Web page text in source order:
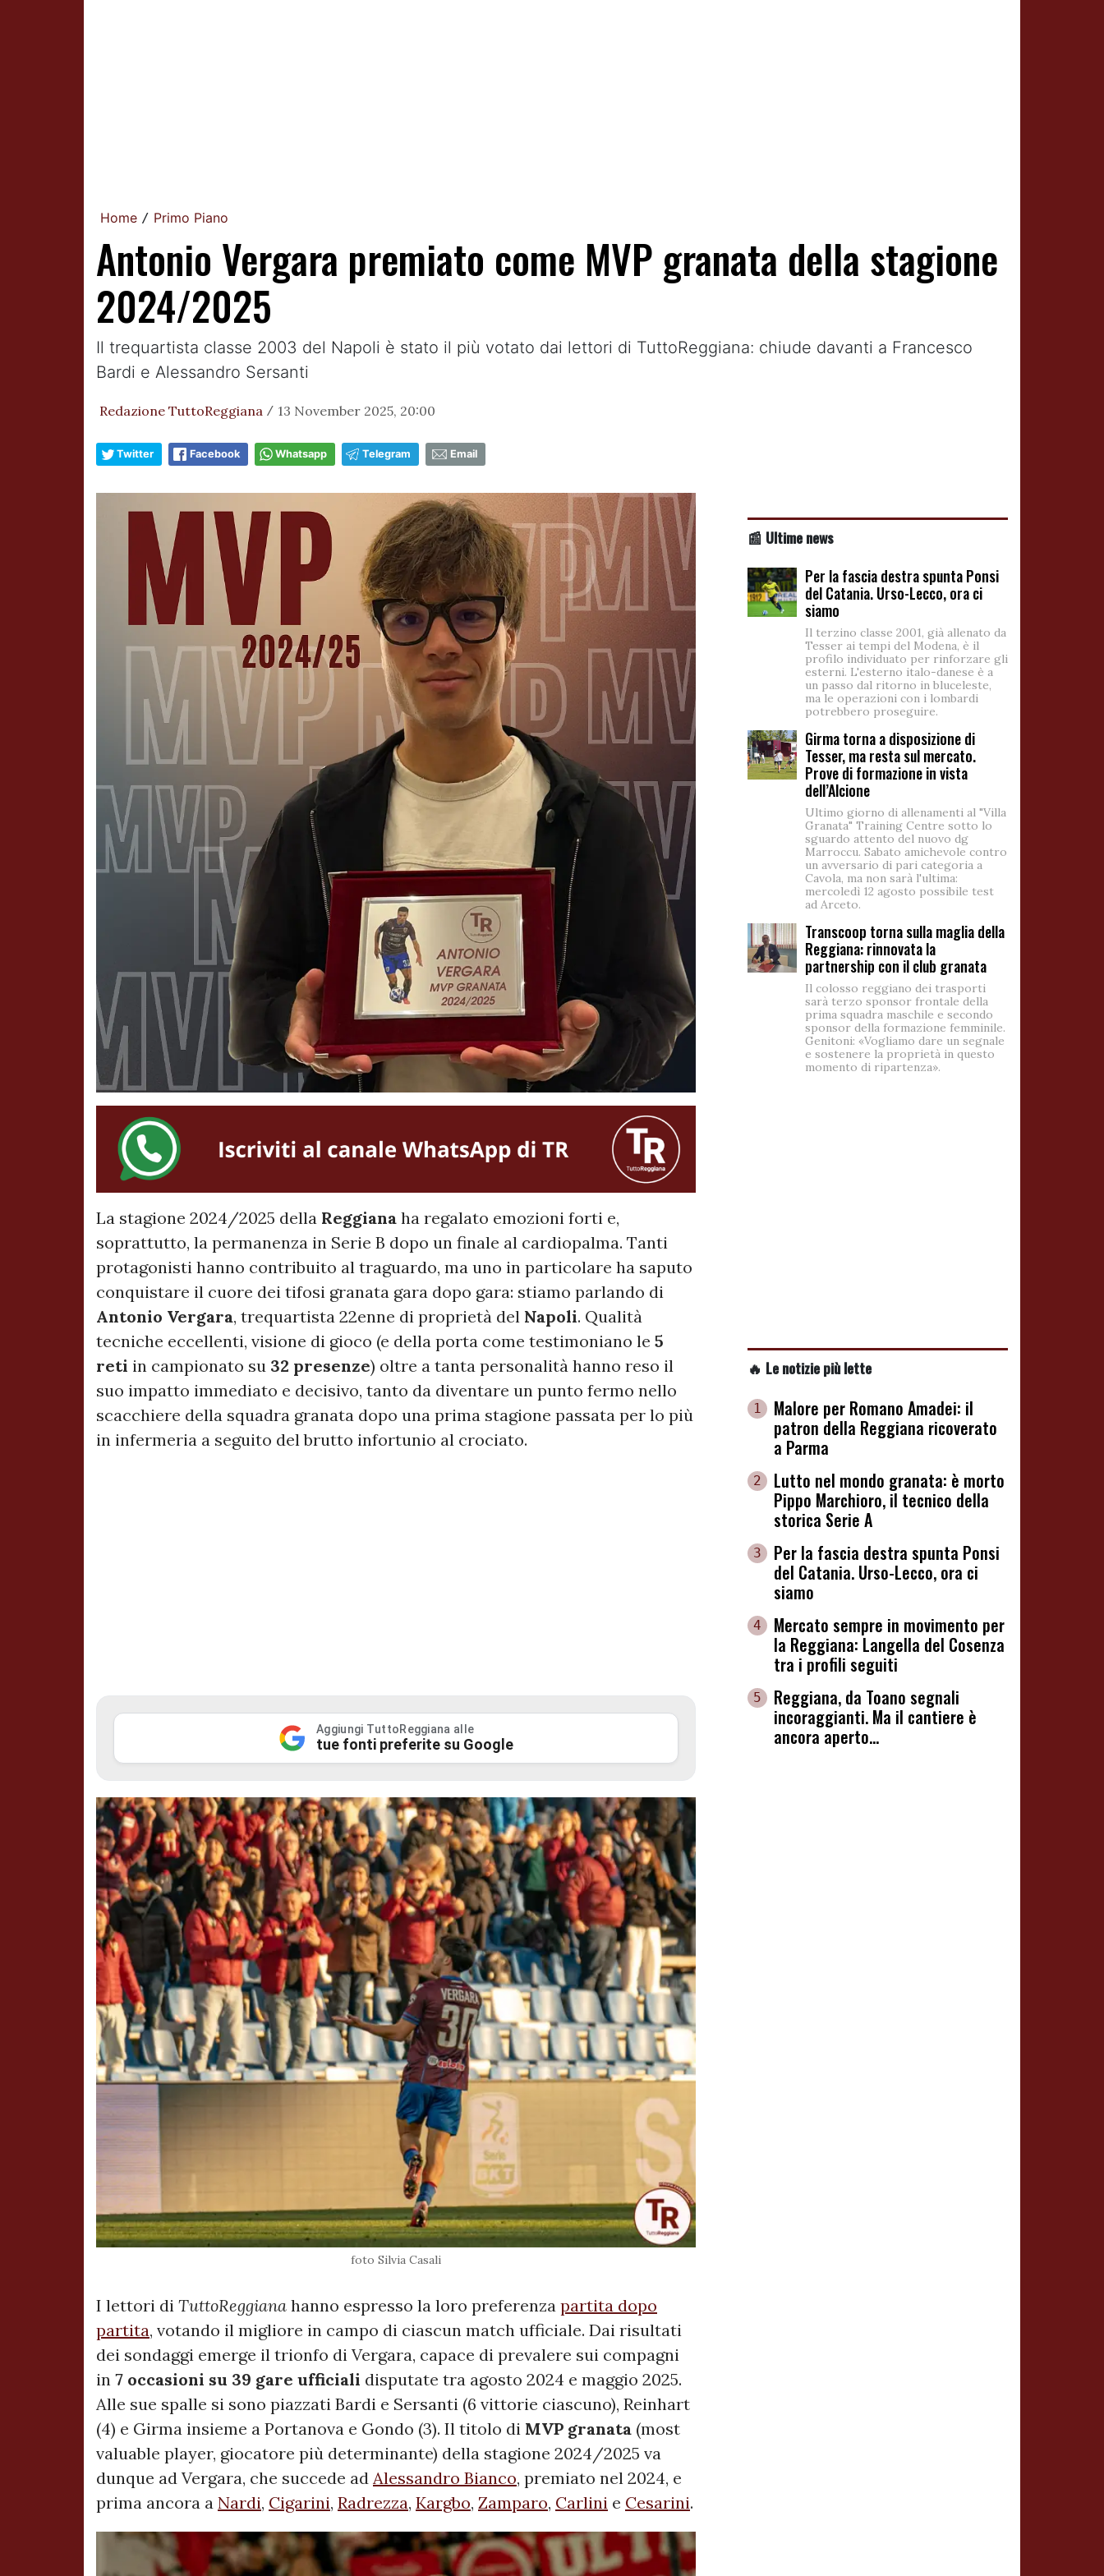
Home / Primo Piano
Antonio Vergara premiato come MVP granata della stagione
2024/2025
Il trequartista classe 2003 del Napoli è stato il più votato dai lettori di TuttoReggiana: chiude davanti a Francesco
Bardi e Alessandro Sersanti
Redazione TuttoReggiana / 13 November 2025, 20:00
Twitter Facebook Whatsapp Telegram Email
La stagione 2024/2025 della Reggiana ha regalato emozioni forti e,
soprattutto, la permanenza in Serie B dopo un finale al cardiopalma. Tanti
protagonisti hanno contribuito al traguardo, ma uno in particolare ha saputo
conquistare il cuore dei tifosi granata gara dopo gara: stiamo parlando di
Antonio Vergara, trequartista 22enne di proprietà del Napoli. Qualità
tecniche eccellenti, visione di gioco (e della porta come testimoniano le 5
reti in campionato su 32 presenze) oltre a tanta personalità hanno reso il
suo impatto immediato e decisivo, tanto da diventare un punto fermo nello
scacchiere della squadra granata dopo una prima stagione passata per lo più
in infermeria a seguito del brutto infortunio al crociato.
Aggiungi TuttoReggiana alle
tue fonti preferite su Google
foto Silvia Casali
I lettori di TuttoReggiana hanno espresso la loro preferenza partita dopo
partita, votando il migliore in campo di ciascun match ufficiale. Dai risultati
dei sondaggi emerge il trionfo di Vergara, capace di prevalere sui compagni
in 7 occasioni su 39 gare ufficiali disputate tra agosto 2024 e maggio 2025.
Alle sue spalle si sono piazzati Bardi e Sersanti (6 vittorie ciascuno), Reinhart
(4) e Girma insieme a Portanova e Gondo (3). Il titolo di MVP granata (most
valuable player, giocatore più determinante) della stagione 2024/2025 va
dunque ad Vergara, che succede ad Alessandro Bianco, premiato nel 2024, e
prima ancora a Nardi, Cigarini, Radrezza, Kargbo, Zamparo, Carlini e Cesarini.
📰 Ultime news
Per la fascia destra spunta Ponsi
del Catania. Urso-Lecco, ora ci
siamo
Il terzino classe 2001, già allenato da
Tesser ai tempi del Modena, è il
profilo individuato per rinforzare gli
esterni. L'esterno italo-danese è a
un passo dal ritorno in bluceleste,
ma le operazioni con i lombardi
potrebbero proseguire.
Girma torna a disposizione di
Tesser, ma resta sul mercato.
Prove di formazione in vista
dell’Alcione
Ultimo giorno di allenamenti al "Villa
Granata" Training Centre sotto lo
sguardo attento del nuovo dg
Marroccu. Sabato amichevole contro
un avversario di pari categoria a
Cavola, ma non sarà l'ultima:
mercoledì 12 agosto possibile test
ad Arceto.
Transcoop torna sulla maglia della
Reggiana: rinnovata la
partnership con il club granata
Il colosso reggiano dei trasporti
sarà terzo sponsor frontale della
prima squadra maschile e secondo
sponsor della formazione femminile.
Genitoni: «Vogliamo dare un segnale
e sostenere la proprietà in questo
momento di ripartenza».
🔥 Le notizie più lette
1
Malore per Romano Amadei: il
patron della Reggiana ricoverato
a Parma
2
Lutto nel mondo granata: è morto
Pippo Marchioro, il tecnico della
storica Serie A
3
Per la fascia destra spunta Ponsi
del Catania. Urso-Lecco, ora ci
siamo
4
Mercato sempre in movimento per
la Reggiana: Langella del Cosenza
tra i profili seguiti
5
Reggiana, da Toano segnali
incoraggianti. Ma il cantiere è
ancora aperto...